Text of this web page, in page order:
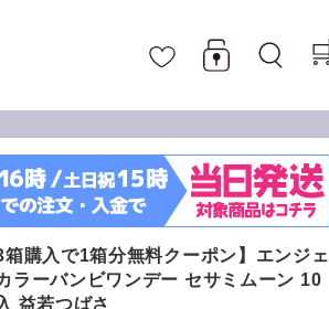
箱購入で1箱分無料クーポン】エンジェ
ラーバンビワンデー セサミムーン 10
益若つばさ